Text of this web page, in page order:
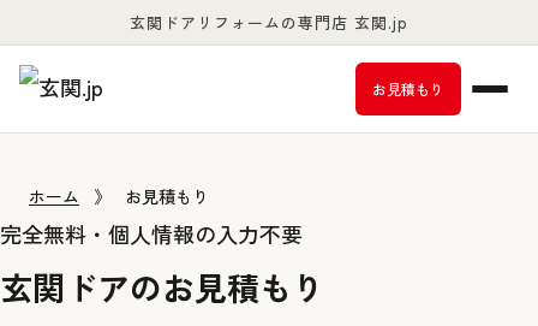
玄関ドアリフォームの専門店 玄関.jp
お見積もり
ホーム 》 お見積もり
完全無料・個人情報の入力不要
玄関ドアのお見積もり